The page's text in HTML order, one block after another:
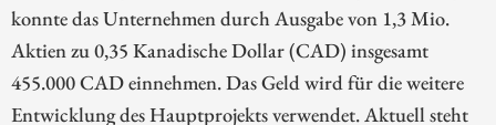
konnte das Unternehmen durch Ausgabe von 1,3 Mio.
Aktien zu 0,35 Kanadische Dollar (CAD) insgesamt
455.000 CAD einnehmen. Das Geld wird für die weitere
Entwicklung des Hauptprojekts verwendet. Aktuell steht